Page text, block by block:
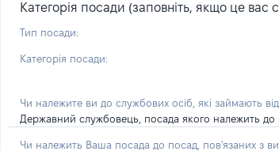
Категорія посади (заповніть, якщо це вас
Тип посади:
Категорія посади:
Чи належите ви до службових осіб, які займають
Державний службовець, посада якого належить до
Чи належить Ваша посада до посад, пов'язаних з